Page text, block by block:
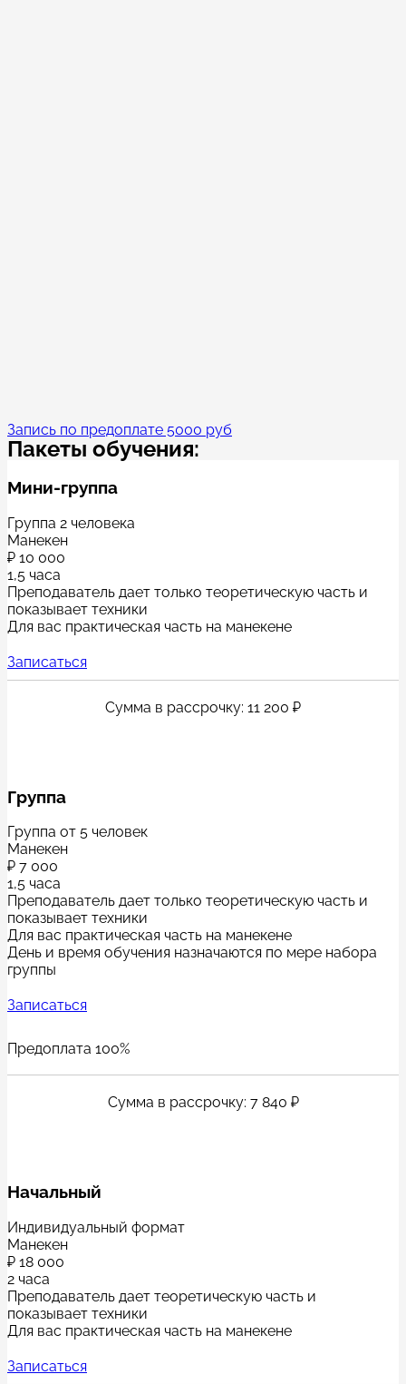
Запись по предоплате 5000 руб
Пакеты обучения:
Мини-группа
Группа 2 человека
Манекен
₽ 10 000
1,5 часа
Преподаватель дает только теоретическую часть и
показывает техники
Для вас практическая часть на манекене
Записаться
Сумма в рассрочку: 11 200 ₽
Группа
Группа от 5 человек
Манекен
₽ 7 000
1,5 часа
Преподаватель дает только теоретическую часть и
показывает техники
Для вас практическая часть на манекене
День и время обучения назначаются по мере набора
группы
Записаться
Предоплата 100%
Сумма в рассрочку: 7 840 ₽
Начальный
Индивидуальный формат
Манекен
₽ 18 000
2 часа
Преподаватель дает теоретическую часть и
показывает техники
Для вас практическая часть на манекене
Записаться